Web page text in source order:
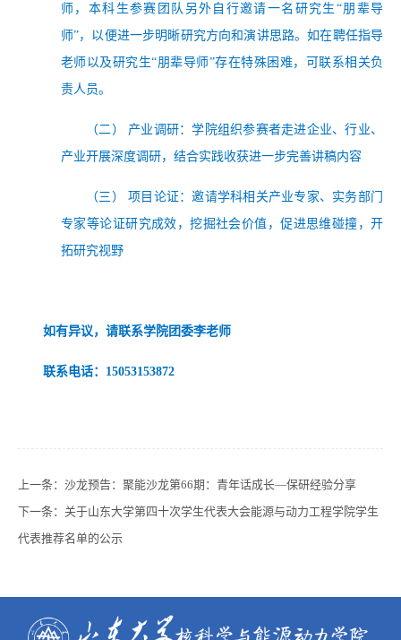
师，本科生参赛团队另外自行邀请一名研究生 “朋辈导
师”，以便进一步明晰研究方向和演讲思路。如在聘任指导
老师以及研究生“朋辈导师”存在特殊困难，可联系相关负
责人员。
（二） 产业调研：学院组织参赛者走进企业、行业、
产业开展深度调研，结合实践收获进一步完善讲稿内容
（三）项目论证：邀请学科相关产业专家、实务部门
专家等论证研究成效，挖掘社会价值，促进思维碰撞，开
拓研究视野
如有异议，请联系学院团委李老师
联系电话： 15053153872
上一条： 沙龙预告：聚能沙龙第66期：青年话成长—保研经验分享
下一条： 关于山东大学第四十次学生代表大会能源与动力工程学院学生
代表推荐名单的公示